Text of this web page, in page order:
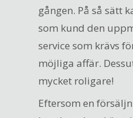
gången. På så sätt
som kund den
service som krävs
möjliga affär.
mycket roligare!
Eftersom en